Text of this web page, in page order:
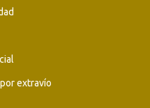
extravío